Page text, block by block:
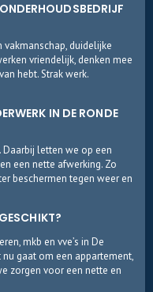
duidelijke
vriendelijk, denken mee
hebt. Strak werk.
IN DE RONDE
Daarbij letten we op een
een nette afwerking. Zo
beschermen tegen weer en
mkb en vve’s in De
nu gaat om een appartement,
zorgen voor een nette en